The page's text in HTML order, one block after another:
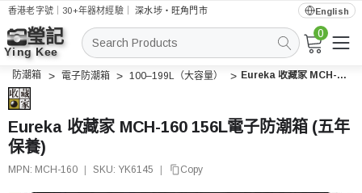
香港老字號｜30+年器材經驗｜深水埗・旺角門市 English
搜
索
0
防潮箱 電子防潮箱 100–199L（大容量） Eureka 收藏家 MCH-160 156L電子防潮箱 (五年保養)
Eureka 收藏家 MCH-160 156L電子防潮箱 (五年
保養)
MPN: MCH-160 SKU: YK6145 Copy